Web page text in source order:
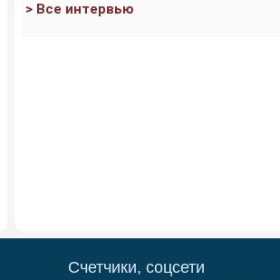
> Все интервью
Счетчики, соцсети